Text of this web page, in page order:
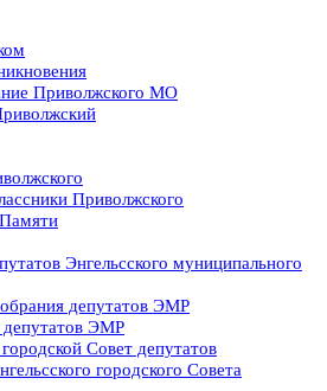
Приволжского МО
Приволжского
Энгельсского муниципального
депутатов ЭМР
ЭМР
Совет депутатов
городского Совета